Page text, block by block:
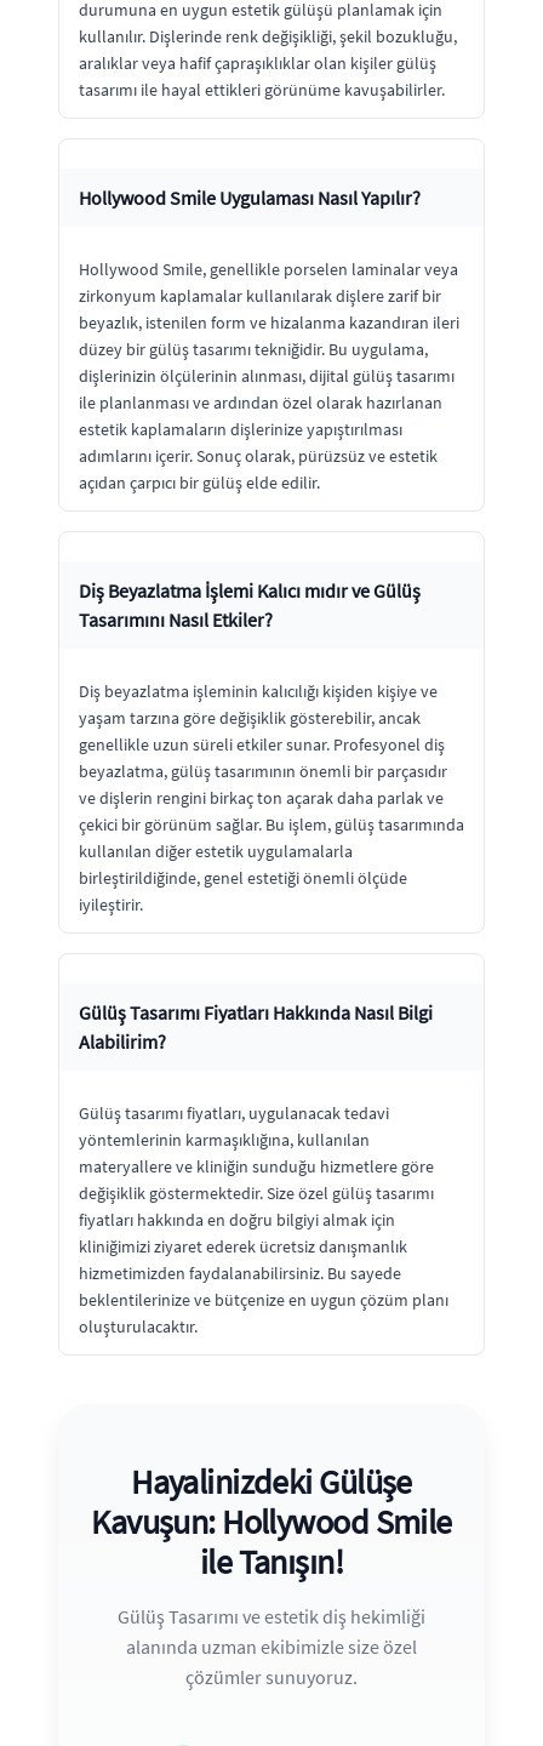
durumuna en uygun estetik gülüşü planlamak için
kullanılır. Dişlerinde renk değişikliği, şekil bozukluğu,
aralıklar veya hafif çapraşıklıklar olan kişiler gülüş
tasarımı ile hayal ettikleri görünüme kavuşabilirler.
Hollywood Smile Uygulaması Nasıl Yapılır?
Hollywood Smile, genellikle porselen laminalar veya
zirkonyum kaplamalar kullanılarak dişlere zarif bir
beyazlık, istenilen form ve hizalanma kazandıran ileri
düzey bir gülüş tasarımı tekniğidir. Bu uygulama,
dişlerinizin ölçülerinin alınması, dijital gülüş tasarımı
ile planlanması ve ardından özel olarak hazırlanan
estetik kaplamaların dişlerinize yapıştırılması
adımlarını içerir. Sonuç olarak, pürüzsüz ve estetik
açıdan çarpıcı bir gülüş elde edilir.
Diş Beyazlatma İşlemi Kalıcı mıdır ve Gülüş
Tasarımını Nasıl Etkiler?
Diş beyazlatma işleminin kalıcılığı kişiden kişiye ve
yaşam tarzına göre değişiklik gösterebilir, ancak
genellikle uzun süreli etkiler sunar. Profesyonel diş
beyazlatma, gülüş tasarımının önemli bir parçasıdır
ve dişlerin rengini birkaç ton açarak daha parlak ve
çekici bir görünüm sağlar. Bu işlem, gülüş tasarımında
kullanılan diğer estetik uygulamalarla
birleştirildiğinde, genel estetiği önemli ölçüde
iyileştirir.
Gülüş Tasarımı Fiyatları Hakkında Nasıl Bilgi
Alabilirim?
Gülüş tasarımı fiyatları, uygulanacak tedavi
yöntemlerinin karmaşıklığına, kullanılan
materyallere ve kliniğin sunduğu hizmetlere göre
değişiklik göstermektedir. Size özel gülüş tasarımı
fiyatları hakkında en doğru bilgiyi almak için
kliniğimizi ziyaret ederek ücretsiz danışmanlık
hizmetimizden faydalanabilirsiniz. Bu sayede
beklentilerinize ve bütçenize en uygun çözüm planı
oluşturulacaktır.
Hayalinizdeki Gülüşe
Kavuşun: Hollywood Smile
ile Tanışın!
Gülüş Tasarımı ve estetik diş hekimliği
alanında uzman ekibimizle size özel
çözümler sunuyoruz.